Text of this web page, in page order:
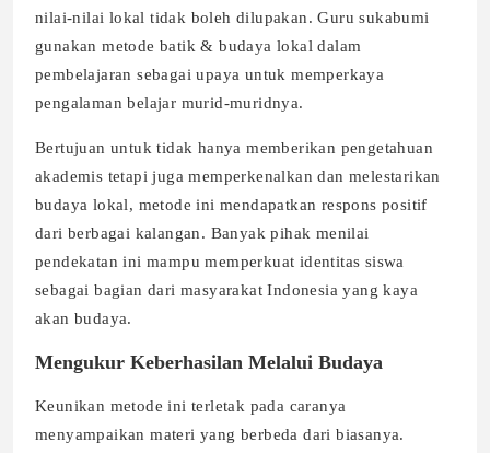
nilai-nilai lokal tidak boleh dilupakan. Guru sukabumi
gunakan metode batik & budaya lokal dalam
pembelajaran sebagai upaya untuk memperkaya
pengalaman belajar murid-muridnya.
Bertujuan untuk tidak hanya memberikan pengetahuan
akademis tetapi juga memperkenalkan dan melestarikan
budaya lokal, metode ini mendapatkan respons positif
dari berbagai kalangan. Banyak pihak menilai
pendekatan ini mampu memperkuat identitas siswa
sebagai bagian dari masyarakat Indonesia yang kaya
akan budaya.
Mengukur Keberhasilan Melalui Budaya
Keunikan metode ini terletak pada caranya
menyampaikan materi yang berbeda dari biasanya.